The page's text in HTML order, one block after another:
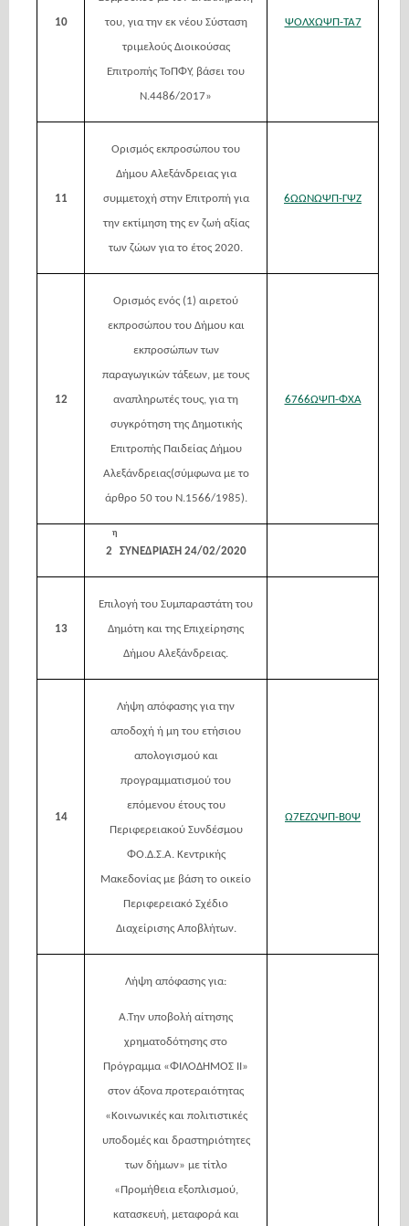
10 του, για την εκ νέου Σύσταση
τριμελούς Διοικούσας
Επιτροπής ΤοΠΦΥ, βάσει του
Ν.4486/2017»
ΨΟΛΧΩΨΠ-ΤΑ7
11
Ορισμός εκπροσώπου του
Δήμου Αλεξάνδρειας για
συμμετοχή στην Επιτροπή για
την εκτίμηση της εν ζωή αξίας
των ζώων για το έτος 2020.
6ΩΩΝΩΨΠ-ΓΨΖ
12
Ορισμός ενός (1) αιρετού
εκπροσώπου του Δήμου και
εκπροσώπων των
παραγωγικών τάξεων, με τους
αναπληρωτές τους, για τη
συγκρότηση της Δημοτικής
Επιτροπής Παιδείας Δήμου
Αλεξάνδρειας(σύμφωνα με το
άρθρο 50 του Ν.1566/1985).
6766ΩΨΠ-ΦΧΑ
2
η
ΣΥΝΕΔΡΙΑΣΗ 24/02/2020
13
Επιλογή του Συμπαραστάτη του
∆ηµότη και της Επιχείρησης
∆ήµου Αλεξάνδρειας.
14
Λήψη απόφασης για την
αποδοχή ή μη του ετήσιου
απολογισμού και
προγραμματισμού του
επόμενου έτους του
Περιφερειακού Συνδέσμου
ΦΟ.Δ.Σ.Α. Κεντρικής
Μακεδονίας με βάση το οικείο
Περιφερειακό Σχέδιο
Διαχείρισης Αποβλήτων.
Ω7ΕΖΩΨΠ-Β0Ψ
Λήψη απόφασης για:
Α.Την υποβολή αίτησης
χρηματοδότησης στο
Πρόγραμμα «ΦΙΛΟΔΗΜΟΣ ΙΙ»
στον άξονα προτεραιότητας
«Κοινωνικές και πολιτιστικές
υποδομές και δραστηριότητες
των δήμων» με τίτλο
«Προμήθεια εξοπλισμού,
κατασκευή, μεταφορά και